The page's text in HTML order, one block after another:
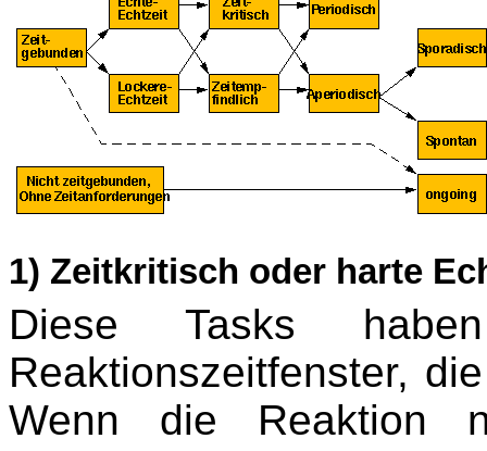
1) Zeitkritisch oder harte
Diese Tasks
Reaktionszeitfenster,
Wenn die Reaktion